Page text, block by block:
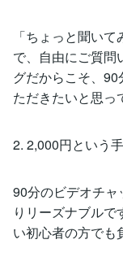
「ちょっと聞い
で、自由にご質問
グだからこそ、
ただきたいと思っ
2. 2,000円という
90分のビデオチ
りリーズナブル
い初心者の方でも